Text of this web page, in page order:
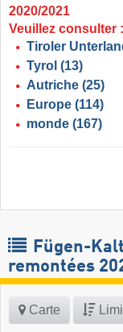
2020/2021
Veuillez consulter :
Tiroler
Tyrol (13)
Autriche (25)
Europe (114)
monde (167)
Fügen-
remontées
Carte